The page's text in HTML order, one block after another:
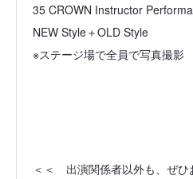
35 CROWN Instructor
NEW Style＋OLD Style
※ステージ場で全員で写真撮影
＜＜ 出演関係者以外も、ぜ